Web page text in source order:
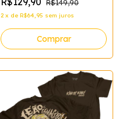
R$149,90
2 x de R$64,95 sem juros
Comprar